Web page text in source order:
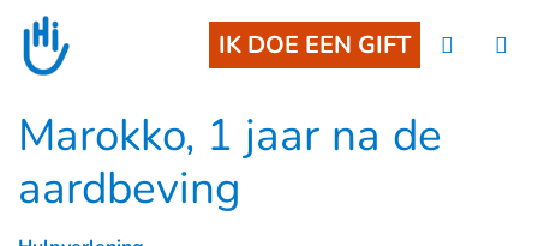
Goto main content
IK DOE EEN GIFT
Marokko, 1 jaar na de
aardbeving